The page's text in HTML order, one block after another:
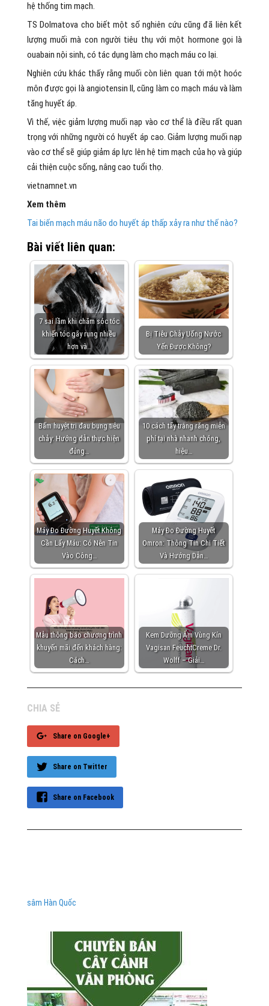
hệ thống tim mạch.
TS Dolmatova cho biết một số nghiên cứu cũng đã liên kết
lượng muối mà con người tiêu thụ với một hormone gọi là
ouabain nội sinh, có tác dụng làm cho mạch máu co lại.
Nghiên cứu khác thấy rằng muối còn liên quan tới một hoóc
môn được gọi là angiotensin II, cũng làm co mạch máu và làm
tăng huyết áp.
Vì thế, việc giảm lượng muối nạp vào cơ thể là điều rất quan
trọng với những người có huyết áp cao. Giảm lượng muối nạp
vào cơ thể sẽ giúp giảm áp lực lên hệ tim mạch của họ và giúp
cải thiện cuộc sống, nâng cao tuổi thọ.
vietnamnet.vn
Xem thêm
Tai biến mạch máu não do huyết áp thấp xảy ra như thế nào?
Bài viết liên quan:
7 sai lầm khi chăm sóc tóc
khiến tóc gãy rụng nhiều
hơn và…
Bị Tiêu Chảy Uống Nước
Yến Được Không?
Bấm huyệt trị đau bụng tiêu
chảy: Hướng dẫn thực hiện
đúng…
10 cách tẩy trắng răng miễn
phí tại nhà nhanh chóng,
hiệu…
Máy Đo Đường Huyết Không
Cần Lấy Máu: Có Nên Tin
Vào Công…
Máy Đo Đường Huyết
Omron: Thông Tin Chi Tiết
Và Hướng Dẫn…
Mẫu thông báo chương trình
khuyến mãi đến khách hàng:
Cách…
Kem Dưỡng Ẩm Vùng Kín
Vagisan FeuchtCreme Dr.
Wolff – Giải…
CHIA SẺ
Share on Google+
Share on Twitter
Share on Facebook
sâm Hàn Quốc